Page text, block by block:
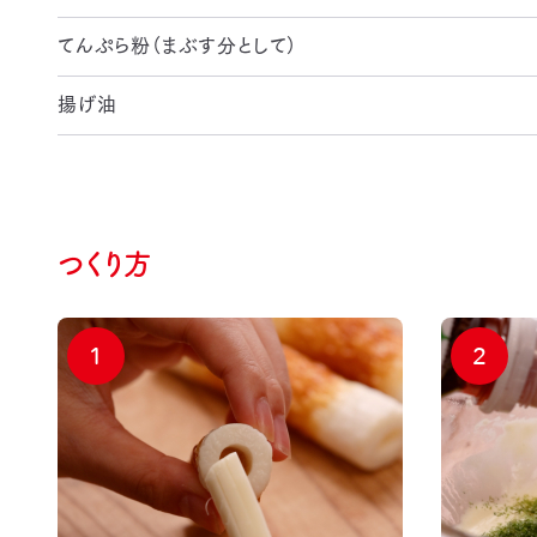
てんぷら粉（まぶす分として）
揚げ油
つくり方
1 2